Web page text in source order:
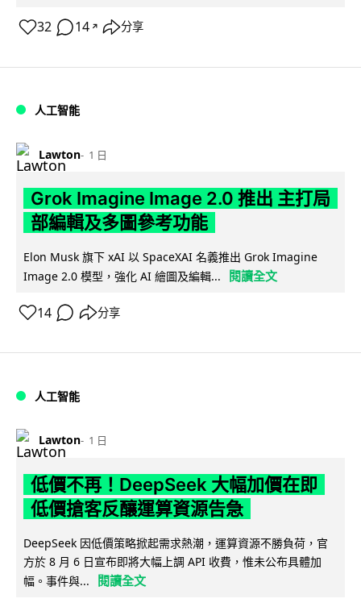
32 14 ↗ 分享
人工智能
Lawton 1 日
Grok Imagine Image 2.0 推出 主打局
部編輯及多圖參考功能
Elon Musk 旗下 xAI 以 SpaceXAI 名義推出 Grok Imagine
Image 2.0 模型，強化 AI 繪圖及編輯...
閱讀全文
14 分享
人工智能
Lawton 1 日
低價不再！DeepSeek 大幅加價在即
低價搶客反釀運算資源告急
DeepSeek 因低價策略掀起需求熱潮，運算資源不勝負荷，官
方於 8 月 6 日宣布即將大幅上調 API 收費，惟未公布具體加
幅。事件與...
閱讀全文